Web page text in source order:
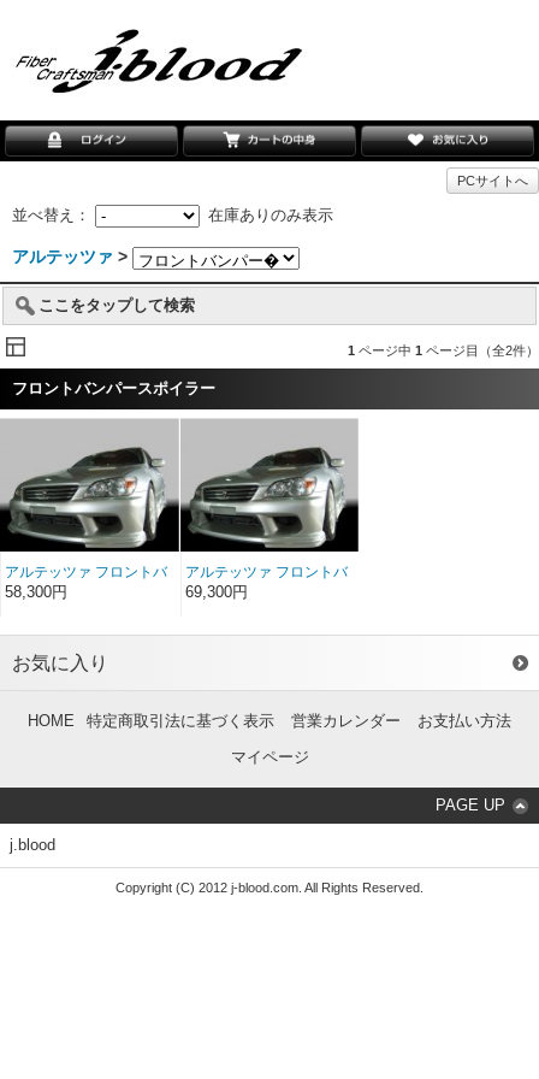
PCサイトへ
並べ替え： 在庫ありのみ表示
アルテッツァ >
ここをタップして検索
1 ページ中 1 ページ目（全2件）
フロントバンパースポイラー
アルテッツァ フロントバ
ンパースポイラー FRP
58,300円
アルテッツァ フロントバ
ンパースポイラー ソフト
69,300円
お気に入り
HOME 特定商取引法に基づく表示 営業カレンダー
お支払い方法
マイページ
PAGE UP
j.blood
Copyright (C) 2012 j-blood.com. All Rights Reserved.